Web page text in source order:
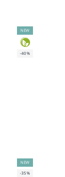
NEW
-40%
NEW
-35%